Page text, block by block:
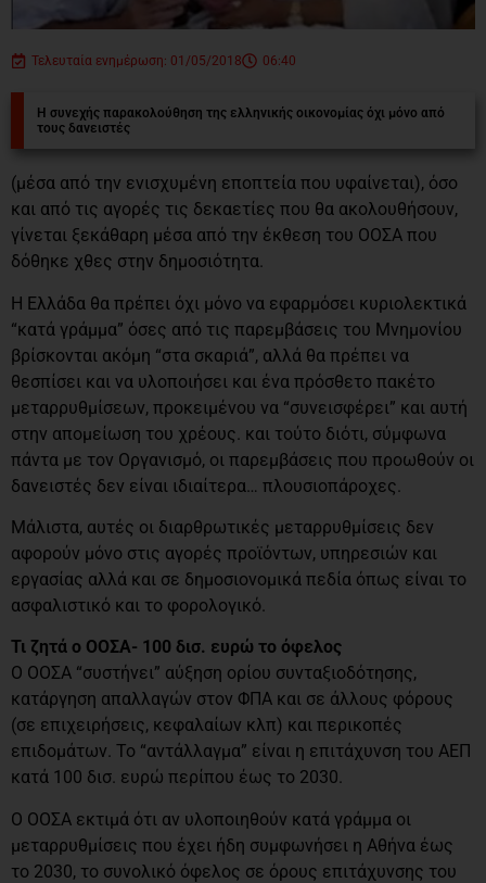
Τελευταία ενημέρωση: 01/05/2018 06:40
Η συνεχής παρακολούθηση της ελληνικής οικονομίας όχι μόνο από
τους δανειστές
(μέσα από την ενισχυμένη εποπτεία που υφαίνεται), όσο
και από τις αγορές τις δεκαετίες που θα ακολουθήσουν,
γίνεται ξεκάθαρη μέσα από την έκθεση του ΟΟΣΑ που
δόθηκε χθες στην δημοσιότητα.
Η Ελλάδα θα πρέπει όχι μόνο να εφαρμόσει κυριολεκτικά
“κατά γράμμα” όσες από τις παρεμβάσεις του Μνημονίου
βρίσκονται ακόμη “στα σκαριά”, αλλά θα πρέπει να
θεσπίσει και να υλοποιήσει και ένα πρόσθετο πακέτο
μεταρρυθμίσεων, προκειμένου να “συνεισφέρει” και αυτή
στην απομείωση του χρέους. και τούτο διότι, σύμφωνα
πάντα με τον Οργανισμό, οι παρεμβάσεις που προωθούν οι
δανειστές δεν είναι ιδιαίτερα… πλουσιοπάροχες.
Μάλιστα, αυτές οι διαρθρωτικές μεταρρυθμίσεις δεν
αφορούν μόνο στις αγορές προϊόντων, υπηρεσιών και
εργασίας αλλά και σε δημοσιονομικά πεδία όπως είναι το
ασφαλιστικό και το φορολογικό.
Τι ζητά ο ΟΟΣΑ- 100 δισ. ευρώ το όφελος
Ο ΟΟΣΑ “συστήνει” αύξηση ορίου συνταξιοδότησης,
κατάργηση απαλλαγών στον ΦΠΑ και σε άλλους φόρους
(σε επιχειρήσεις, κεφαλαίων κλπ) και περικοπές
επιδομάτων. Το “αντάλλαγμα” είναι η επιτάχυνση του ΑΕΠ
κατά 100 δισ. ευρώ περίπου έως το 2030.
Ο ΟΟΣΑ εκτιμά ότι αν υλοποιηθούν κατά γράμμα οι
μεταρρυθμίσεις που έχει ήδη συμφωνήσει η Αθήνα έως
το 2030, το συνολικό όφελος σε όρους επιτάχυνσης του